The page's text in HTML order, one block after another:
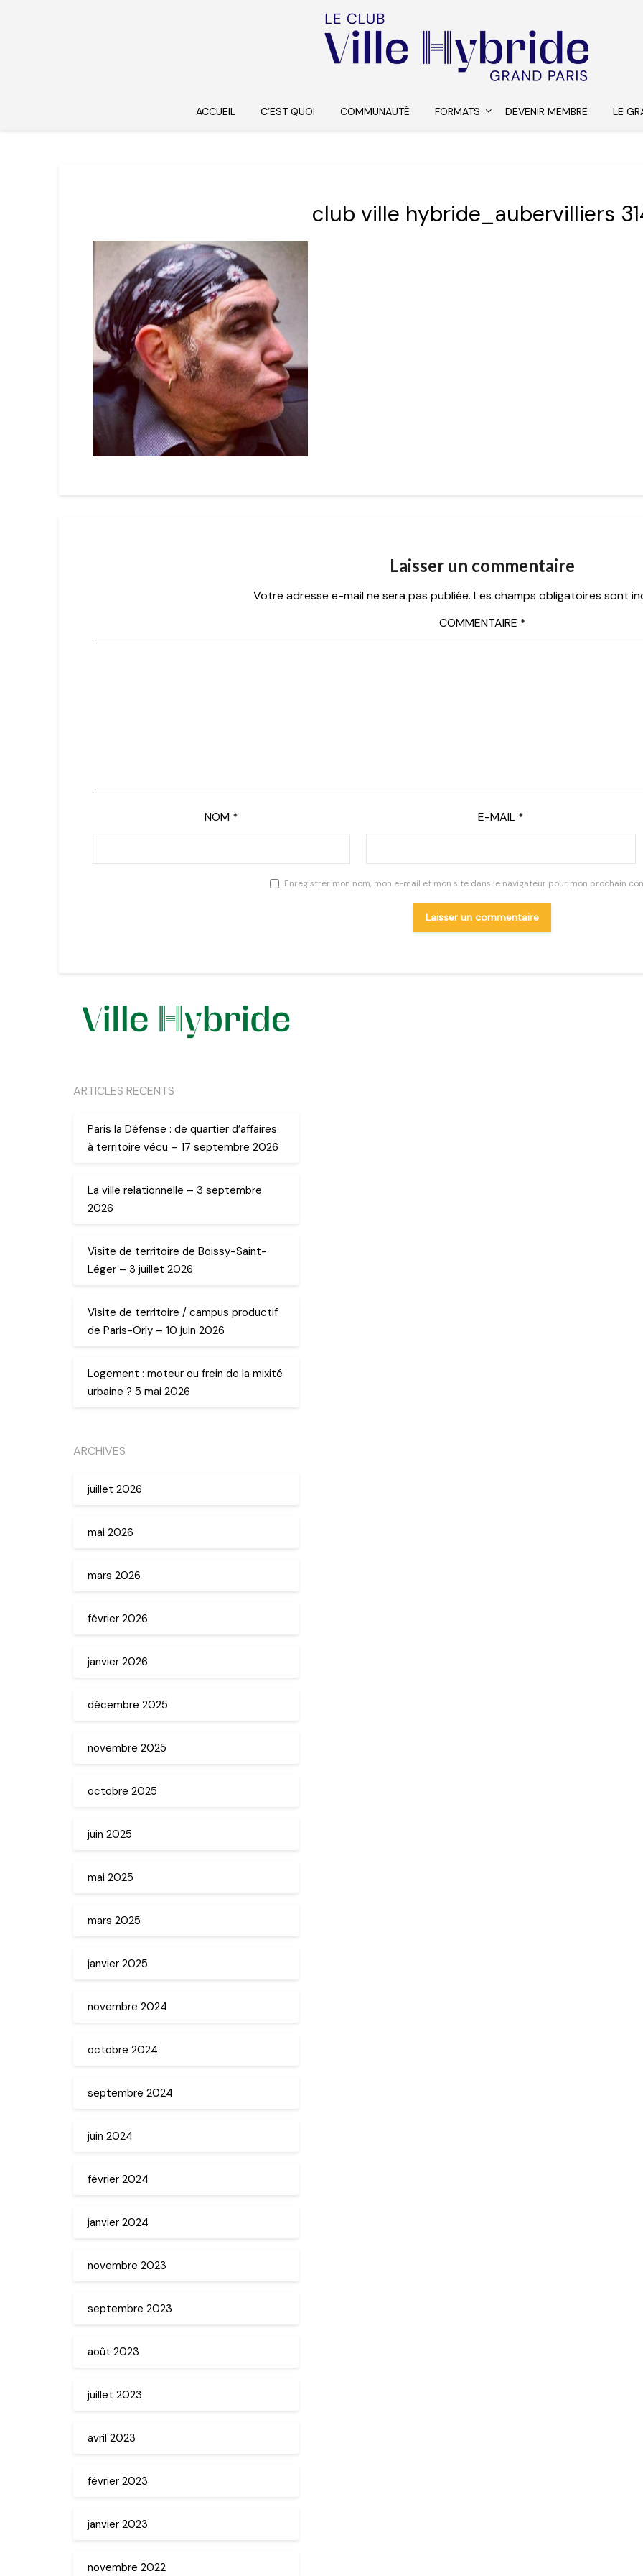
ACCUEIL C’EST QUOI COMMUNAUTÉ FORMATS DEVENIR MEMBRE LE
club ville hybride_aubervilliers
Laisser un commentaire
Votre adresse e-mail ne sera pas publiée. Les champs obligatoires sont
COMMENTAIRE *
NOM * E-MAIL *
Enregistrer mon nom, mon e-mail et mon site dans le navigateur pour mon prochain
ARTICLES RECENTS
Paris la Défense : de quartier d’affaires
à territoire vécu – 17 septembre 2026
La ville relationnelle – 3 septembre
2026
Visite de territoire de Boissy-Saint-
Léger – 3 juillet 2026
Visite de territoire / campus productif
de Paris-Orly – 10 juin 2026
Logement : moteur ou frein de la mixité
urbaine ? 5 mai 2026
ARCHIVES
juillet 2026
mai 2026
mars 2026
février 2026
janvier 2026
décembre 2025
novembre 2025
octobre 2025
juin 2025
mai 2025
mars 2025
janvier 2025
novembre 2024
octobre 2024
septembre 2024
juin 2024
février 2024
janvier 2024
novembre 2023
septembre 2023
août 2023
juillet 2023
avril 2023
février 2023
janvier 2023
novembre 2022